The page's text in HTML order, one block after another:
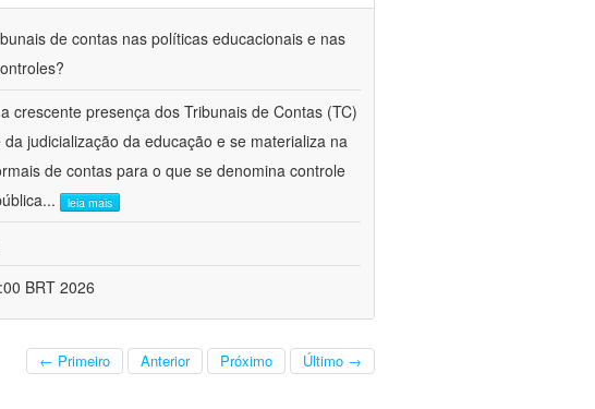
de contas nas políticas educacionais e nas
crescente presença dos Tribunais de Contas (TC)
judicialização da educação e se materializa na
de contas para o que se denomina controle
... leia mais
BRT 2026
← Primeiro Anterior Próximo Último →